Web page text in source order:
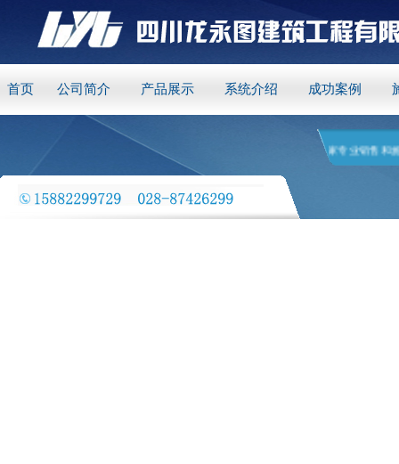
首页 公司简介 产品展示 系统介绍 成功案例
四川龙永图建筑工程有限公司 是一家专业销售和施工